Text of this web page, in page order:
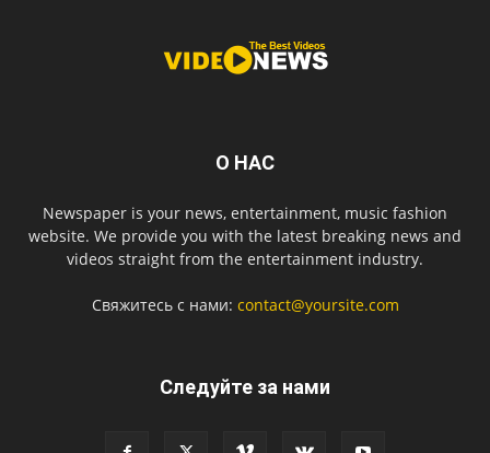
О НАС
Newspaper is your news, entertainment, music fashion
website. We provide you with the latest breaking news and
videos straight from the entertainment industry.
Свяжитесь с нами: contact@yoursite.com
Следуйте за нами